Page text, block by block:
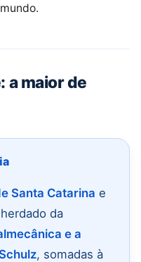
a maior de
Santa Catarina e
da
e a
, somadas à